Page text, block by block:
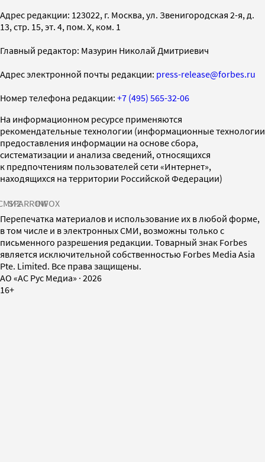
Адрес редакции: 123022, г. Москва, ул. Звенигородская 2-я, д.
13, стр. 15, эт. 4, пом. X, ком. 1
Главный редактор: Мазурин Николай Дмитриевич
Адрес электронной почты редакции: press-release@forbes.ru
Номер телефона редакции: +7 (495) 565-32-06
На информационном ресурсе применяются
рекомендательные технологии (информационные технологии
предоставления информации на основе сбора,
систематизации и анализа сведений, относящихся
к предпочтениям пользователей сети «Интернет»,
находящихся на территории Российской Федерации)
SPARROWINFOX
Перепечатка материалов и использование их в любой форме,
в том числе и в электронных СМИ, возможны только с
письменного разрешения редакции. Товарный знак Forbes
является исключительной собственностью Forbes Media Asia
Pte. Limited. Все права защищены.
AO «АС Рус Медиа» · 2026
16+